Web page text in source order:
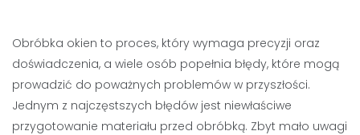
Obróbka okien to proces, który wymaga precyzji oraz
doświadczenia, a wiele osób popełnia błędy, które mogą
prowadzić do poważnych problemów w przyszłości.
Jednym z najczęstszych błędów jest niewłaściwe
przygotowanie materiału przed obróbką. Zbyt mało uwagi